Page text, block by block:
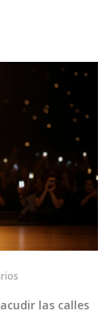
las calles